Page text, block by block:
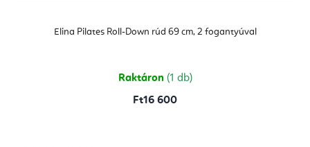
Elina Pilates Roll-Down rúd 69 cm, 2 fogantyúval
Raktáron (1 db)
Ft16 600